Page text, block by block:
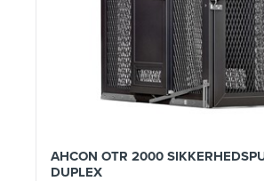
AHCON OTR 2000
DUPLEX